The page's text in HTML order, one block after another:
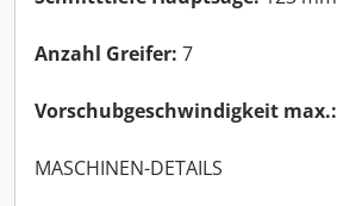
Anzahl Greifer: 7
Vorschubgeschwindigkeit max.:
MASCHINEN-DETAILS